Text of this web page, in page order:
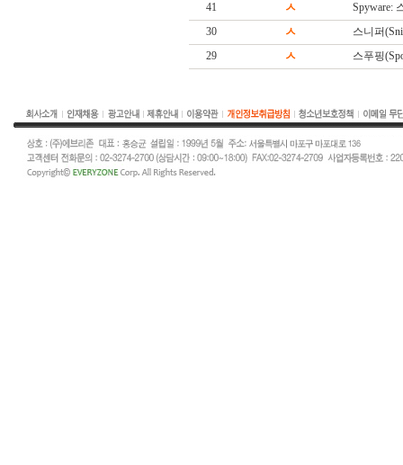
41
ㅅ
Spyware:
30
ㅅ
스니퍼
29
ㅅ 스푸핑